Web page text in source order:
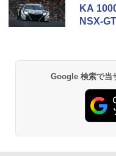
KA
NSX-
Google 検索で当